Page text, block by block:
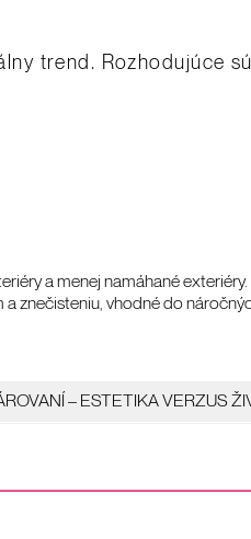
trend. Rozhodujúce
a menej namáhané exteriéry.
znečisteniu, vhodné do
– ESTETIKA VERZUS